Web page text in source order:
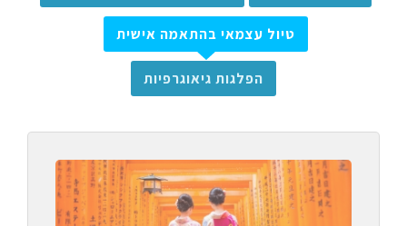
טיול עצמאי בהתאמה אישית
הפלגות גיאוגרפיות